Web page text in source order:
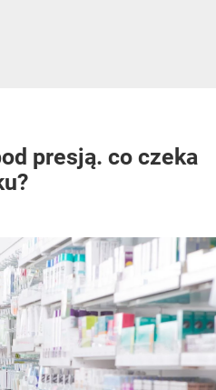
presją. co czeka